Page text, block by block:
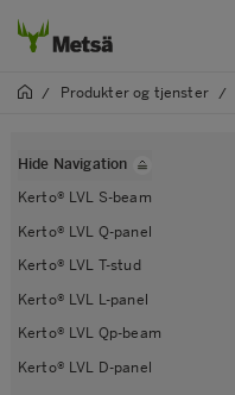
/ Produkter og tjenster /
Hide Navigation
Kerto® LVL S-beam
Kerto® LVL Q-panel
Kerto® LVL T-stud
Kerto® LVL L-panel
Kerto® LVL Qp-beam
Kerto® LVL D-panel